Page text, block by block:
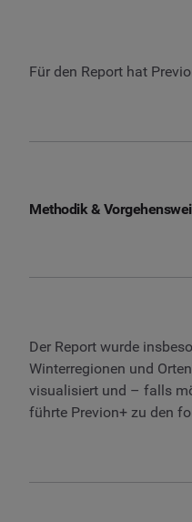
Für den Report hat
Methodik &
Der Report wurde
Winterregionen und
visualisiert und – falls
führte Previon+ zu den